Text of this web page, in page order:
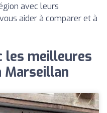
avec leurs
aider à comparer et à
les meilleures
Marseillan